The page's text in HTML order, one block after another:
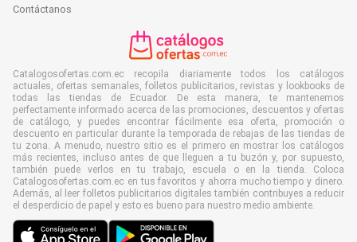
Contáctanos
Catalogosofertas.com.ec recopila diariamente todos los catálogos
actuales, ofertas semanales, folletos publicitarios, revistas y lookbooks de
todas las tiendas de Ecuador. De esta manera, te mantenemos
perfectamente informado acerca de las promociones, descuentos y ofertas
de catálogo, y puedes encontrar fácilmente esa oferta, promoción o
descuento en particular durante la temporada de rebajas de las tiendas de
tu zona. A menudo, nuestro sitio es el primero en mostrar los catálogos
más recientes, incluso antes de que lleguen a tu buzón y, por supuesto,
también puede verlos en tu trabajo, escuela o en la tienda. Coloca
Catalogosofertas.com.ec en tus favoritos y ahorra mucho tiempo y dinero.
Además, al leer folletos publicitarios digitales también contribuyes a reducir
el desperdicio de papel y esto es bueno para nuestro medio ambiente.